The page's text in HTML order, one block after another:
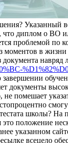
диплом о ВО
проблемой
в
документы
школы? На
положение
указанном
всецело